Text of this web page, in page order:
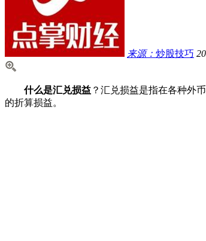
来源： 炒股技巧
什么是汇兑损益 ？汇兑损益是指在各种外
的折算损益。